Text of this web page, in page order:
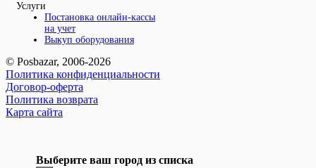
Услуги
Постановка онлайн-кассы
на учет
Выкуп оборудования
© Posbazar, 2006-2026
Политика конфиденциальности
Договор-оферта
Политика возврата
Карта сайта
Выберите ваш город из списка